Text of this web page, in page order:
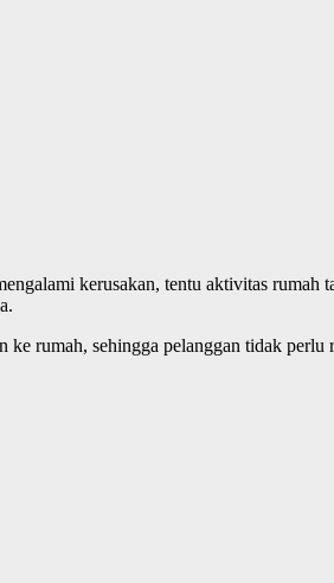
kerusakan, tentu aktivitas rumah
ke rumah, sehingga pelanggan tidak perlu